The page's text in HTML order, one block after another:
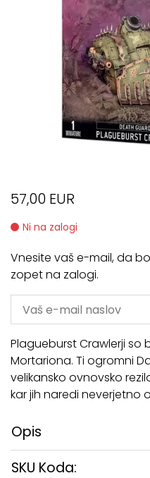
57,00 EUR
Ni na zalogi
Vnesite vaš e-mail, da
zopet na zalogi.
Plagueburst Crawlerji so
Mortariona. Ti ogromni
velikansko ovnovsko
kar jih naredi neverjetno
Opis
SKU Koda: